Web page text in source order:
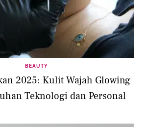
BEAUTY
2025: Kulit Wajah Glowing
Teknologi dan Personal